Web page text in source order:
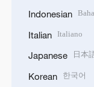
Indonesian
Italian Italiano
Japanese 日本
Korean 한국어